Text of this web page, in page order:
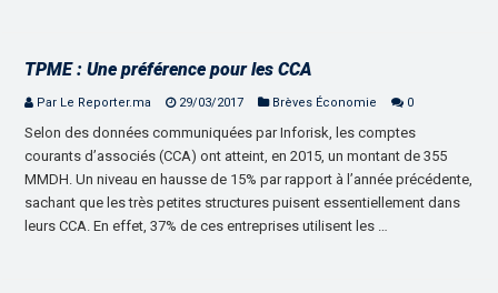
TPME : Une préférence pour les CCA
Par Le Reporter.ma 29/03/2017 Brèves Économie 0
Selon des données communiquées par Inforisk, les comptes
courants d’associés (CCA) ont atteint, en 2015, un montant de 355
MMDH. Un niveau en hausse de 15% par rapport à l’année précédente,
sachant que les très petites structures puisent essentiellement dans
leurs CCA. En effet, 37% de ces entreprises utilisent les …